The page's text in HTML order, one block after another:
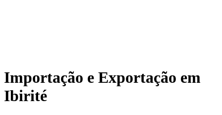
Importação e Exportação em
Ibirité